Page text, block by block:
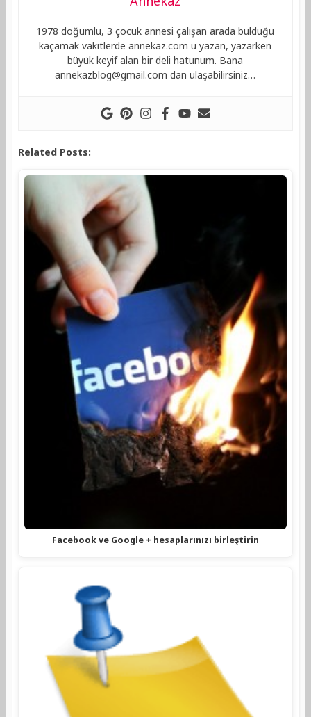
1978 doğumlu, 3 çocuk annesi çalışan arada bulduğu
kaçamak vakitlerde annekaz.com u yazan, yazarken
büyük keyif alan bir deli hatunum. Bana
annekazblog@gmail.com dan ulaşabilirsiniz…
Related Posts:
Facebook ve Google + hesaplarınızı birleştirin